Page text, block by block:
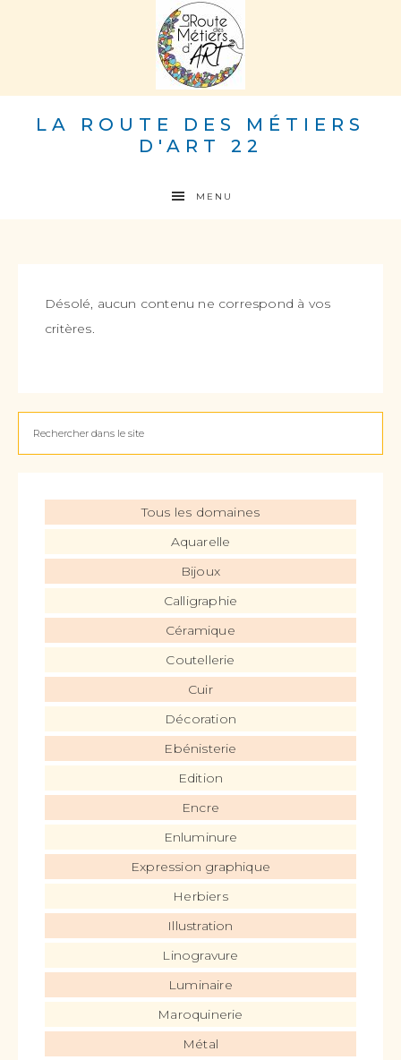
LA ROUTE DES MÉTIERS
D'ART 22
MENU
Désolé, aucun contenu ne correspond à vos
critères.
Tous les domaines
Aquarelle
Bijoux
Calligraphie
Céramique
Coutellerie
Cuir
Décoration
Ebénisterie
Edition
Encre
Enluminure
Expression graphique
Herbiers
Illustration
Linogravure
Luminaire
Maroquinerie
Métal